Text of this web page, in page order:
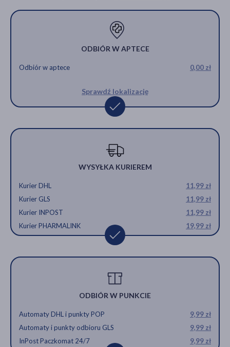
ODBIÓR W APTECE
Odbiór w aptece 0,00 zł
Sprawdź lokalizację
WYSYŁKA KURIEREM
Kurier DHL
11,99 zł
Kurier GLS
11,99 zł
Kurier INPOST
11,99 zł
Kurier PHARMALINK
19,99 zł
ODBIÓR W PUNKCIE
Automaty DHL i punkty POP
9,99 zł
Automaty i punkty odbioru GLS
9,99 zł
InPost Paczkomat 24/7
9,99 zł